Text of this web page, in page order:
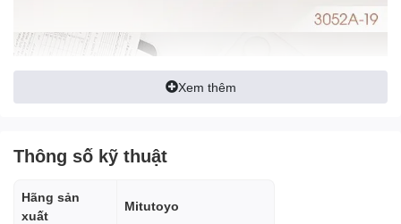
Xem thêm
Thông số kỹ thuật
Hãng sản
xuất
Mitutoyo